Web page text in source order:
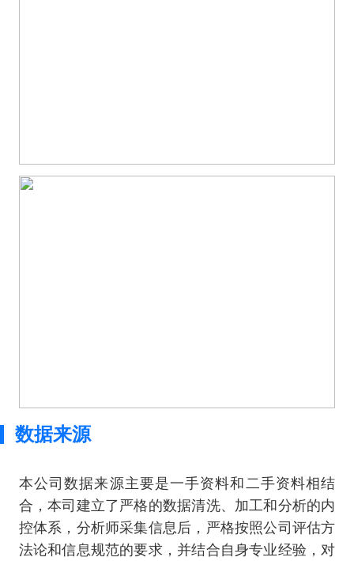
数据来源
本公司数据来源主要是一手资料和二手资料相结
合，本司建立了严格的数据清洗、加工和分析的内
控体系，分析师采集信息后，严格按照公司评估方
法论和信息规范的要求，并结合自身专业经验，对